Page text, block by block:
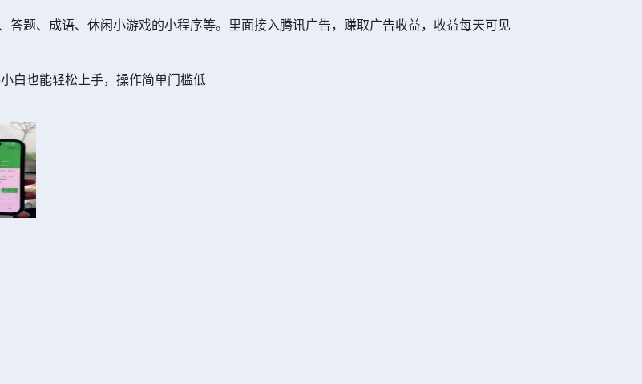
题、成语、休闲小游戏的小程序等。里面接入腾讯广告，赚取广告收益，收益每天可见
白也能轻松上手，操作简单门槛低